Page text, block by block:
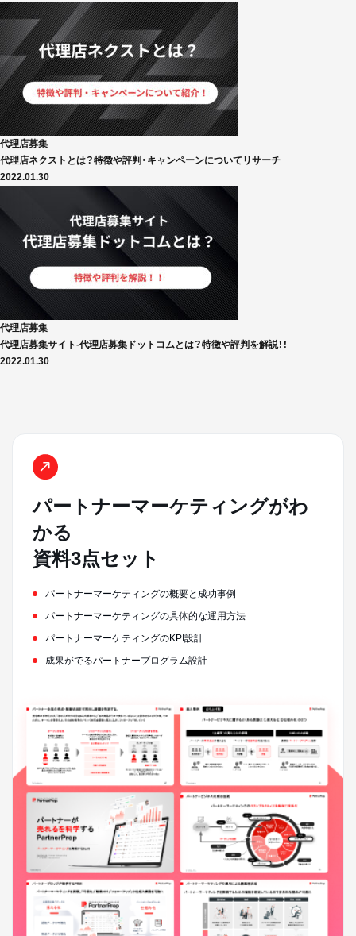
代理店募集
代理店ネクストとは？特徴や評判・キャンペーンについてリサーチ
2022.01.30
代理店募集
代理店募集サイト-代理店募集ドットコムとは？特徴や評判を解説！！
2022.01.30
パートナーマーケティングがわ
かる
資料3点セット
パートナーマーケティングの概要と成功事例
パートナーマーケティングの具体的な運用方法
パートナーマーケティングのKPI設計
成果がでるパートナープログラム設計